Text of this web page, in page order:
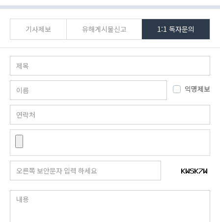
기사제보 유해게시물신고 1:1 독자문의
제목
이름
개인정보
익명제보
연락처
파일첨부
보안문자
내용